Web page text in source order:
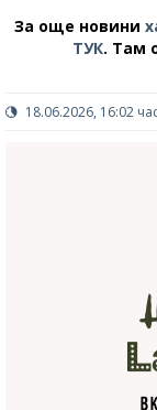
За още новини
ТУК. Там
18.06.2026, 16:02